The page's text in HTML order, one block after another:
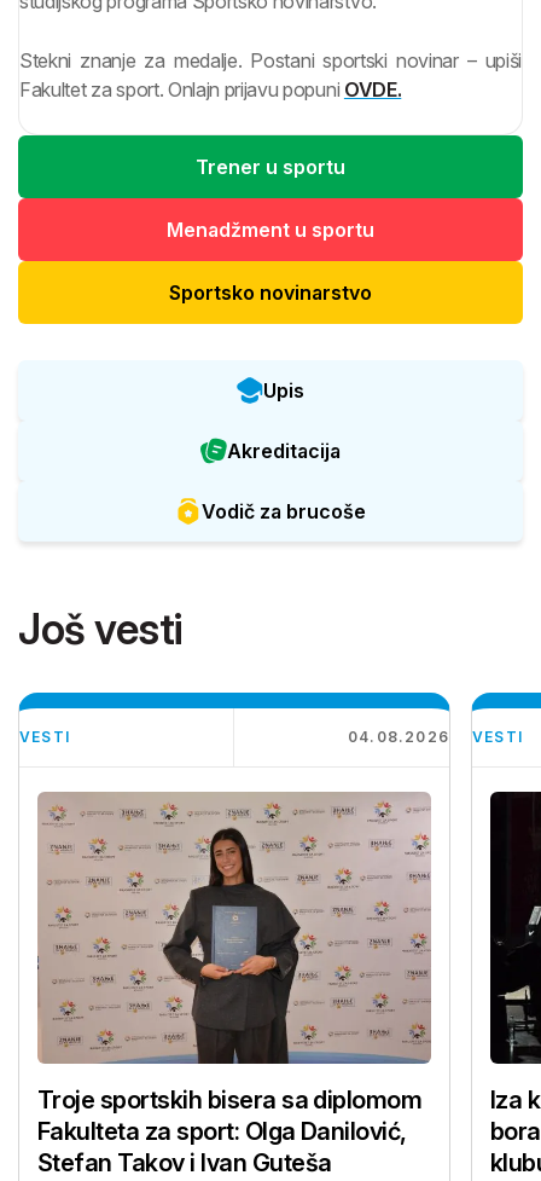
Stekni znanje za medalje. Postani sportski novinar – upiši
Fakultet za sport. Onlajn prijavu popuni OVDE.
Trener u sportu
Menadžment u sportu
Sportsko novinarstvo
Upis
Akreditacija
Vodič za brucoše
Još vesti
VESTI 04.08.2026
Troje sportskih bisera sa diplomom
Fakulteta za sport: Olga Danilović,
Stefan Takov i Ivan Guteša
VESTI
Iza